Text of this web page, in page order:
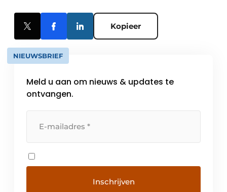
Kopieer
NIEUWSBRIEF
Meld u aan om nieuws & updates te
ontvangen.